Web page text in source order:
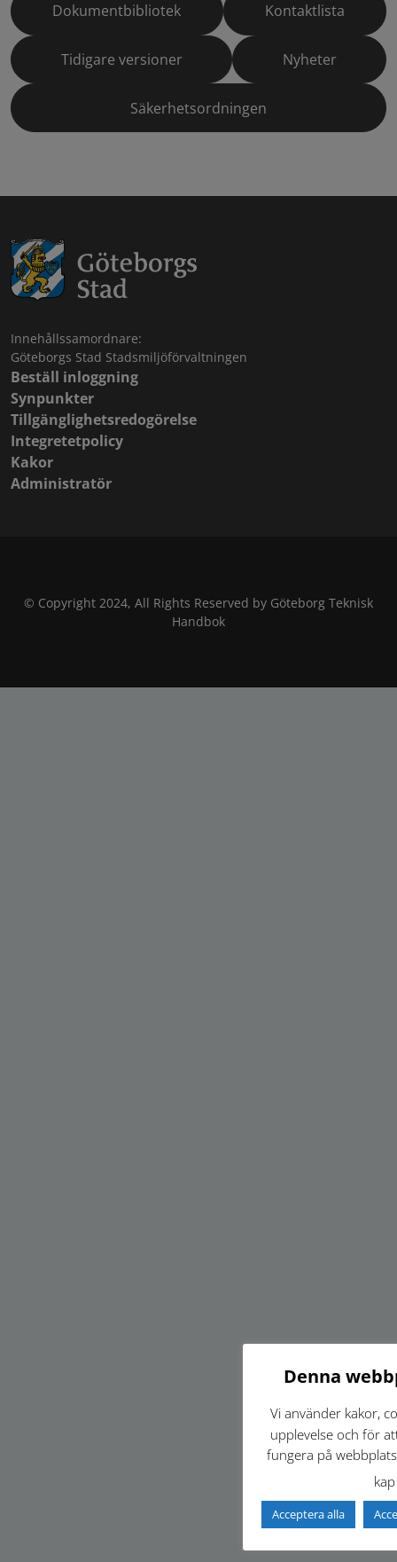
Dokumentbibliotek Kontaktlista
Tidigare versioner Nyheter
Säkerhetsordningen
Innehållssamordnare:
Göteborgs Stad Stadsmiljöförvaltningen
Beställ inloggning
Synpunkter
Tillgänglighetsredogörelse
Integretetpolicy
Kakor
Administratör
© Copyright 2024, All Rights Reserved by Göteborg Teknisk
Handbok
Denna
Vi använder kakor,
upplevelse och för
fungera på
Acceptera alla